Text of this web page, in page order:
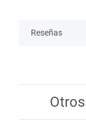
Reseñas